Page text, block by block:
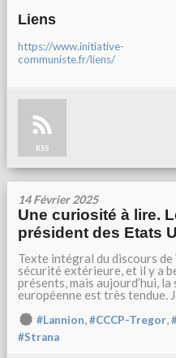
Liens
https://www.initiative-
communiste.fr/liens/
RSS
14 Février 2025
Une curiosité à lire.
président des Etats
Texte intégral du discours de
sécurité extérieure, et il y a
présents, mais aujourd’hui,
européenne est très tendue.
#Lannion,#CCCP-Tregor,
#Strana